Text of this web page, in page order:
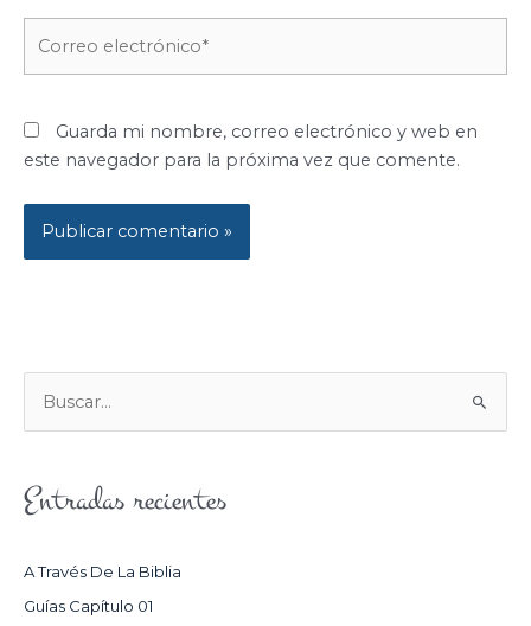
Guarda mi nombre, correo electrónico y web en
este navegador para la próxima vez que comente.
U
C
Entradas recientes
A Través De La Biblia
Guías Capítulo 01